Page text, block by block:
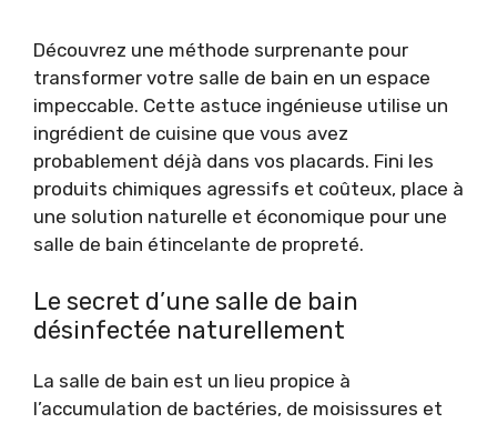
Découvrez une méthode surprenante pour
transformer votre salle de bain en un espace
impeccable. Cette astuce ingénieuse utilise un
ingrédient de cuisine que vous avez
probablement déjà dans vos placards. Fini les
produits chimiques agressifs et coûteux, place à
une solution naturelle et économique pour une
salle de bain étincelante de propreté.
Le secret d’une salle de bain
désinfectée naturellement
La salle de bain est un lieu propice à
l’accumulation de bactéries, de moisissures et